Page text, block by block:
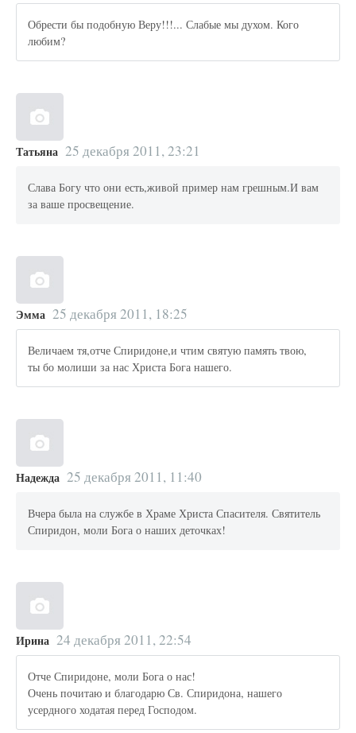
Обрести бы подобную Веру!!!... Слабые мы духом. Кого
любим?
Татьяна 25 декабря 2011, 23:21
Слава Богу что они есть,живой пример нам грешным.И вам
за ваше просвещение.
Эмма 25 декабря 2011, 18:25
Величаем тя,отче Спиридоне,и чтим святую память твою,
ты бо молиши за нас Христа Бога нашего.
Надежда 25 декабря 2011, 11:40
Вчера была на службе в Храме Христа Спасителя. Святитель
Спиридон, моли Бога о наших деточках!
Ирина 24 декабря 2011, 22:54
Отче Спиридоне, моли Бога о нас!
Очень почитаю и благодарю Св. Спиридона, нашего
усердного ходатая перед Господом.